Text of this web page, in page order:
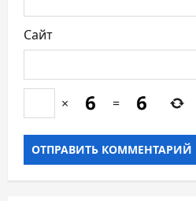
Сайт
× =